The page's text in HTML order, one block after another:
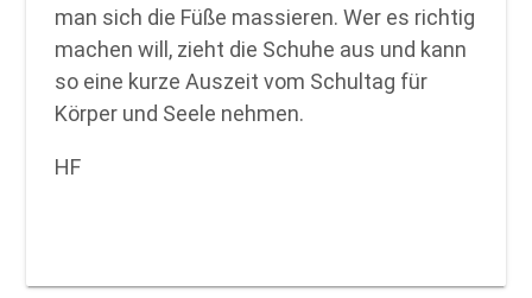
man sich die Füße massieren. Wer es richtig
machen will, zieht die Schuhe aus und kann
so eine kurze Auszeit vom Schultag für
Körper und Seele nehmen.
HF